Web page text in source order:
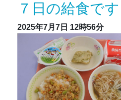
７日の給食です
2025年7月7日 12時56分